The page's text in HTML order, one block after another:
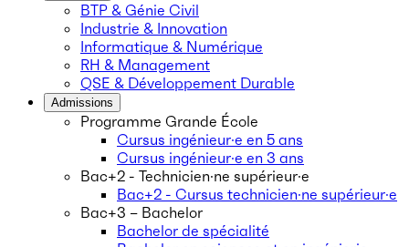
BTP & Génie Civil
Industrie & Innovation
Informatique & Numérique
RH & Management
QSE & Développement Durable
Admissions
Programme Grande École
Cursus ingénieur·e en 5 ans
Cursus ingénieur·e en 3 ans
Bac+2 - Technicien·ne supérieur·e
Bac+2 - Cursus technicien·ne supérieur·e
Bac+3 – Bachelor
Bachelor de spécialité